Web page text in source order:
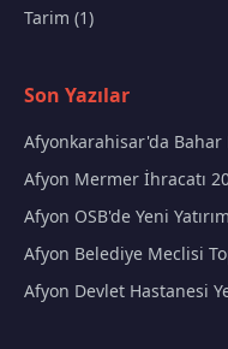
Tarim (1)
Son Yazılar
Afyonkarahisar'da Bahar
Afyon Mermer İhracatı
Afyon OSB'de Yeni
Afyon Belediye Meclisi
Afyon Devlet Hastanesi